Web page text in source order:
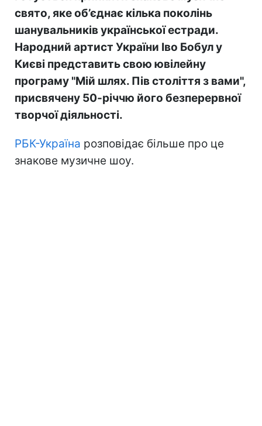
свято, яке об’єднає кілька поколінь
шанувальників української естради.
Народний артист України Іво Бобул у
Києві представить свою ювілейну
програму "Мій шлях. Пів століття з вами",
присвячену 50-річчю його безперервної
творчої діяльності.
РБК-Україна розповідає більше про це
знакове музичне шоу.